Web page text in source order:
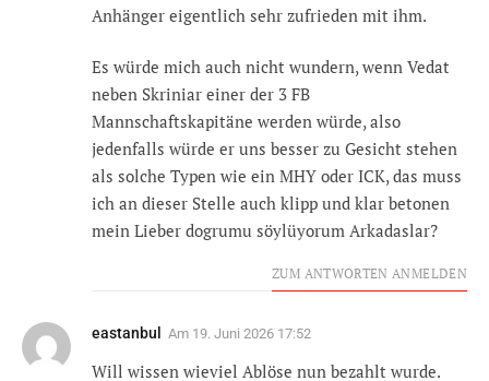
Anhänger eigentlich sehr zufrieden mit ihm.
Es würde mich auch nicht wundern, wenn Vedat
neben Skriniar einer der 3 FB
Mannschaftskapitäne werden würde, also
jedenfalls würde er uns besser zu Gesicht stehen
als solche Typen wie ein MHY oder ICK, das muss
ich an dieser Stelle auch klipp und klar betonen
mein Lieber dogrumu söylüyorum Arkadaslar?
ZUM ANTWORTEN ANMELDEN
eastanbul Am 19. Juni 2026 17:52
Will wissen wieviel Ablöse nun bezahlt wurde.